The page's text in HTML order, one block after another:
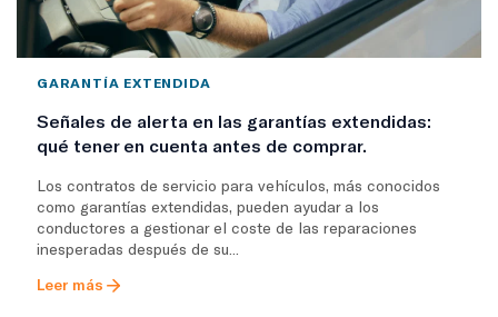
GARANTÍA EXTENDIDA
Señales de alerta en las garantías extendidas:
qué tener en cuenta antes de comprar.
Los contratos de servicio para vehículos, más conocidos
como garantías extendidas, pueden ayudar a los
conductores a gestionar el coste de las reparaciones
inesperadas después de su...
Leer más